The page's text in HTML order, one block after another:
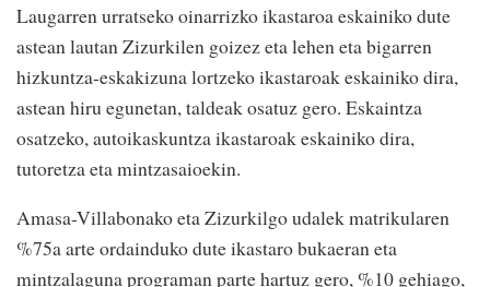
Laugarren urratseko oinarrizko ikastaroa eskainiko dute
astean lautan Zizurkilen goizez eta lehen eta bigarren
hizkuntza-eskakizuna lortzeko ikastaroak eskainiko dira,
astean hiru egunetan, taldeak osatuz gero. Eskaintza
osatzeko, autoikaskuntza ikastaroak eskainiko dira,
tutoretza eta mintzasaioekin.
Amasa-Villabonako eta Zizurkilgo udalek matrikularen
%75a arte ordainduko dute ikastaro bukaeran eta
mintzalaguna programan parte hartuz gero, %10 gehiago,